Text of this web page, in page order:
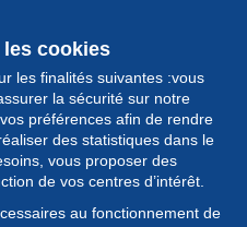
cookies
les finalités suivantes :vous
la sécurité sur notre
préférences afin de rendre
des statistiques dans le
vous proposer des
de vos centres d’intérêt.
au fonctionnement de